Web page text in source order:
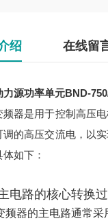
绍 在线留
力源功率单元BND-
频器是用于控制高压
调的高压交流电，以
如下：
电路的核心转换
频器的主电路通常采